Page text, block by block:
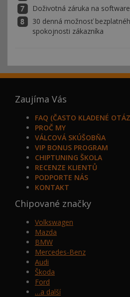
Doživotná záruka na software
30 denná možnosť
spokojnosti zákazníka
Zaujíma Vás
FAQ (ČASTO KLADENÉ
PROČ MY
VÁLCOVÁ SKÚŠOBŇA
VIP BONUS PROGRAM
CHIPTUNING ŠKOLA
RECENZE KLIENTŮ
PODPORTE NÁS
KONTAKT
Chipované značky
Volkswagen
Mazda
BMW
Mercedes-Benz
Audi
Škoda
Ford
…a další